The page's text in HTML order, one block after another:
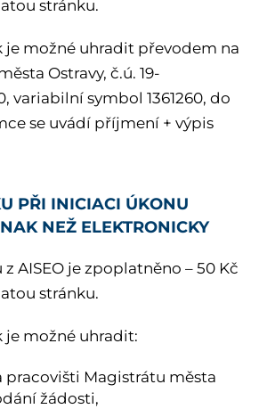
stránku.
je možné uhradit převodem na
Ostravy, č.ú. 19-
variabilní symbol 1361260, do
se uvádí příjmení + výpis
PŘI INICIACI ÚKONU
NEŽ ELEKTRONICKY
AISEO je zpoplatněno – 50 Kč
stránku.
je možné uhradit:
pracovišti Magistrátu města
žádosti,